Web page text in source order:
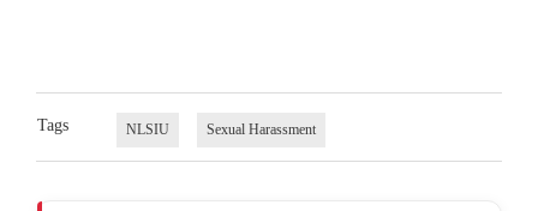
Tags NLSIU Sexual Harassment